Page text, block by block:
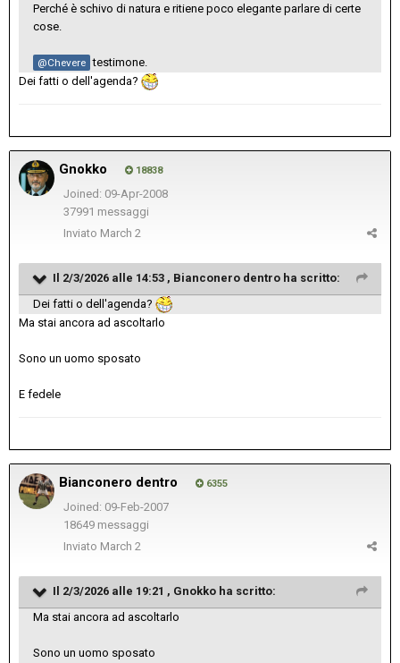
Perché è schivo di natura e ritiene poco elegante parlare di certe
cose.
@Chevere testimone.
Dei fatti o dell'agenda?
Gnokko 18838
Joined: 09-Apr-2008
37991 messaggi
Inviato March 2
Il 2/3/2026 alle 14:53 , Bianconero dentro ha scritto:
Dei fatti o dell'agenda?
Ma stai ancora ad ascoltarlo
Sono un uomo sposato
E fedele
Bianconero dentro 6355
Joined: 09-Feb-2007
18649 messaggi
Inviato March 2
Il 2/3/2026 alle 19:21 , Gnokko ha scritto:
Ma stai ancora ad ascoltarlo
Sono un uomo sposato